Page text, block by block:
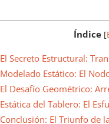
Índice [
El Secreto Estructural:
Modelado Estático: El
El Desafío Geométrico:
Estática del Tablero: El
Conclusión: El Triunfo de